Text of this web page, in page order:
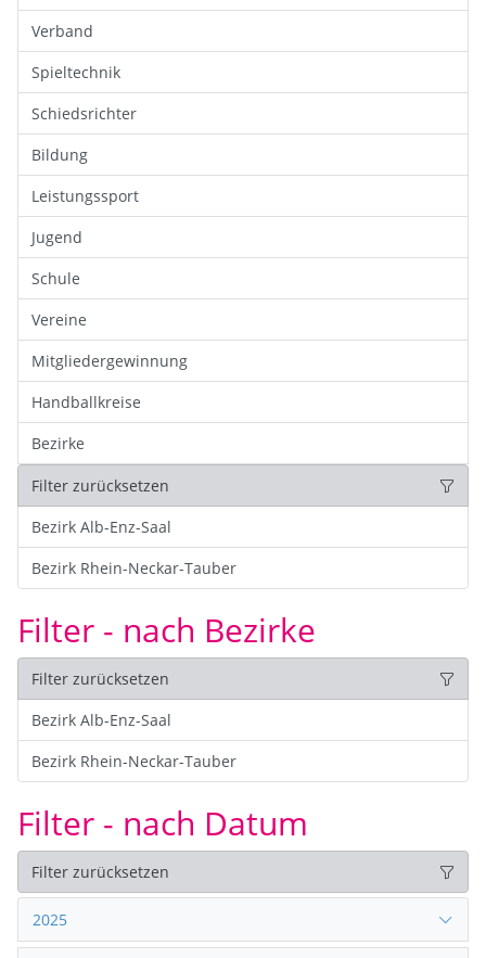
Verband
Spieltechnik
Schiedsrichter
Bildung
Leistungssport
Jugend
Schule
Vereine
Mitgliedergewinnung
Handballkreise
Bezirke
Filter zurücksetzen
Bezirk Alb-Enz-Saal
Bezirk Rhein-Neckar-Tauber
Filter - nach Bezirke
Filter zurücksetzen
Bezirk Alb-Enz-Saal
Bezirk Rhein-Neckar-Tauber
Filter - nach Datum
Filter zurücksetzen
2025